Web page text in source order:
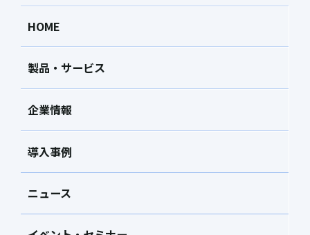
HOME
製品・サービス
企業情報
導入事例
ニュース